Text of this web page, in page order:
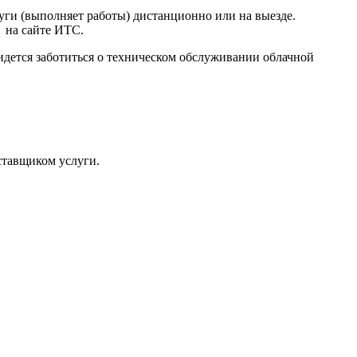
(выполняет работы) дистанционно или на выезде.
на сайте ИТС.
заботиться о техническом обслуживании облачной
услуги.